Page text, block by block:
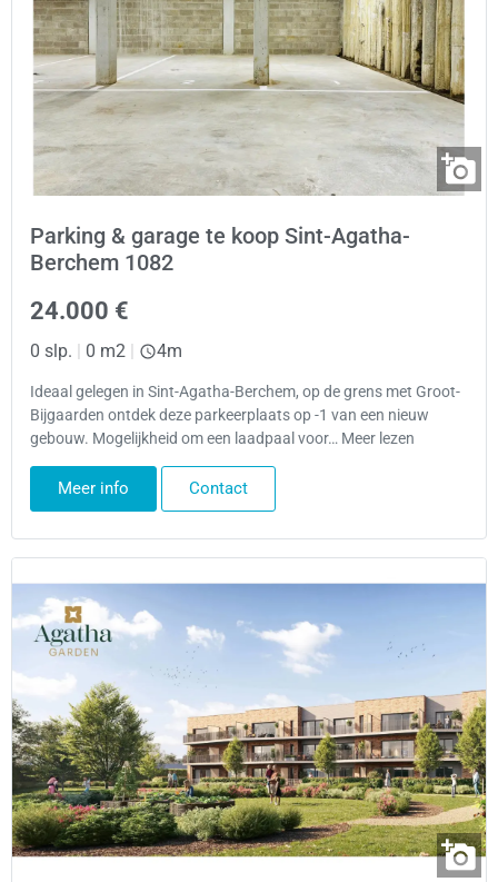
Parking & garage te koop Sint-Agatha-
Berchem 1082
24.000 €
0 slp. | 0 m2 | 4m
Ideaal gelegen in Sint-Agatha-Berchem, op de grens met Groot-
Bijgaarden ontdek deze parkeerplaats op -1 van een nieuw
gebouw. Mogelijkheid om een laadpaal voor… Meer lezen
Meer info Contact